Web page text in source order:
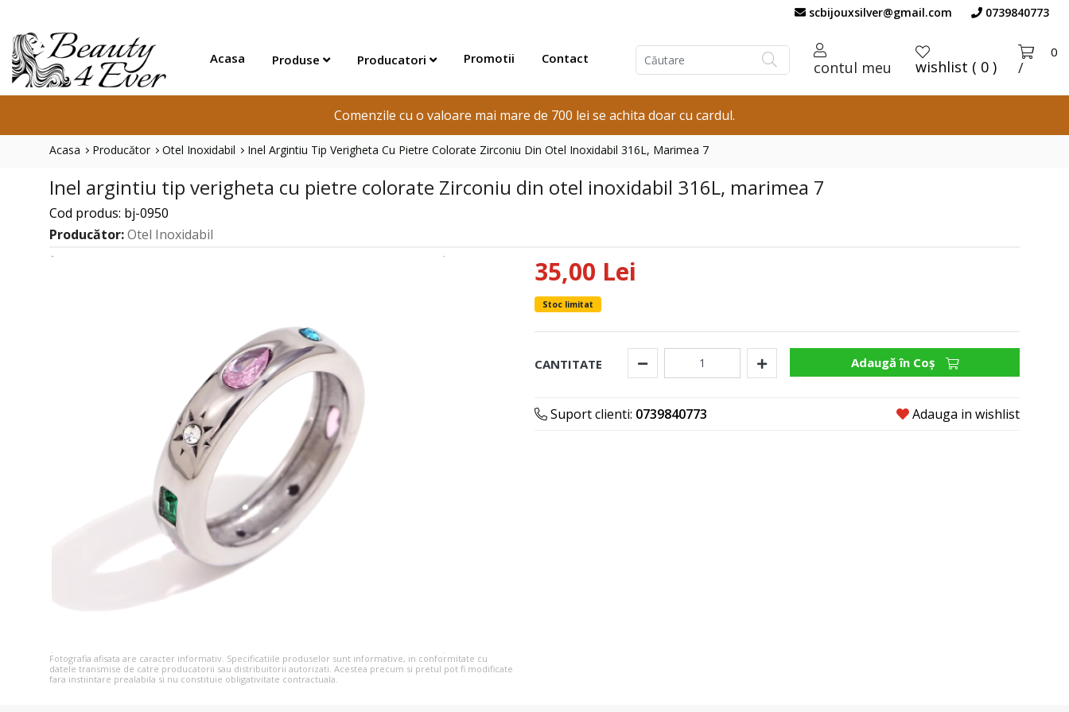
scbijouxsilver@gmail.com 0739840773
Acasa Produse Producatori Promotii Contact
contul meu wishlist ( 0 ) /
0
Comenzile cu o valoare mai mare de 700 lei se achita doar cu cardul.
Acasa Producător Otel Inoxidabil Inel Argintiu Tip Verigheta Cu Pietre Colorate Zirconiu Din Otel Inoxidabil 316L, Marimea 7
Inel argintiu tip verigheta cu pietre colorate Zirconiu din otel inoxidabil 316L, marimea 7
Cod produs: bj-0950
Producător:Otel Inoxidabil
Fotografia afisata are caracter informativ. Specificatiile produselor sunt informative, in conformitate cu
datele transmise de catre producatorii sau distribuitorii autorizati. Acestea precum si pretul pot fi modificate
fara instiintare prealabila si nu constituie obligativitate contractuala.
35,00 Lei
Stoc limitat
CANTITATE Adaugă în Coş
Suport clienti: 0739840773 Adauga in wishlist